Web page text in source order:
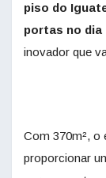
piso do
portas no dia
inovador que
Com 370m², o
proporcionar